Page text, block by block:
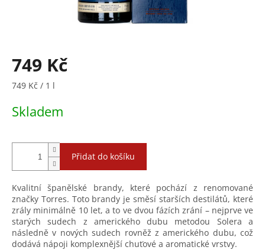
749 Kč
Měrná
749 Kč / 1 l
Skladem
Přidat do košíku
Kvalitní španělské brandy, které pochází z renomované
značky Torres. Toto brandy je směsí starších destilátů, které
zrály minimálně 10 let, a to ve dvou fázích zrání – nejprve ve
starých sudech z amerického dubu metodou Solera a
následně v nových sudech rovněž z amerického dubu, což
dodává nápoji komplexnější chuťové a aromatické vrstvy.